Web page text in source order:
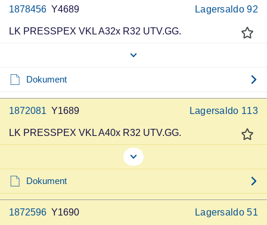
1878456 Y4689 Lagersaldo 92
LK PRESSPEX VKL A32x R32 UTV.GG.
Dokument
1872081 Y1689 Lagersaldo 113
LK PRESSPEX VKL A40x R32 UTV.GG.
Dokument
1872596 Y1690 Lagersaldo 51